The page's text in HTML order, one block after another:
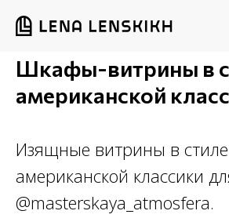
Шкафы-витрины в
американской
Изящные витрины в стиле
американской классики
@masterskaya_atmosfera.